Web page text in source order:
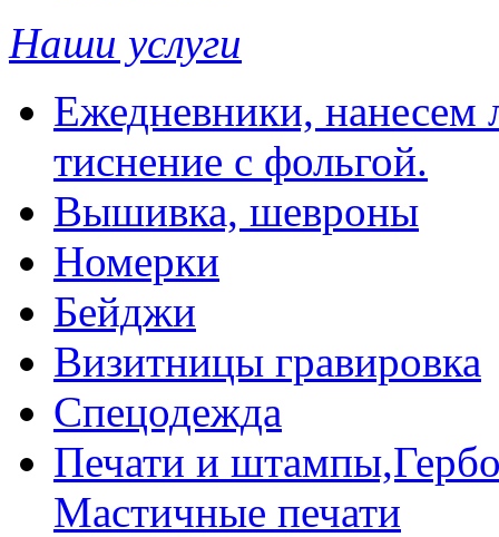
Наши услуги
Ежедневники, нанесем
тиснение с фольгой.
Вышивка, шевроны
Номерки
Бейджи
Визитницы гравировка
Спецодежда
Печати и
Мастичные печати